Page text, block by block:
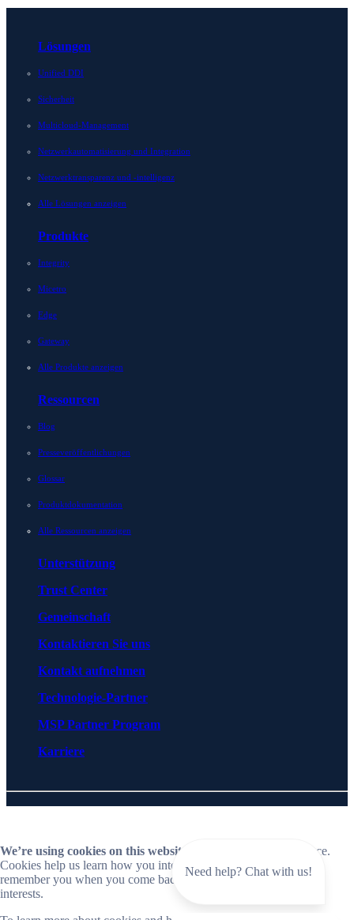
Lösungen
Unified DDI
Sicherheit
Multicloud-Management
Netzwerkautomatisierung und Integration
Netzwerktransparenz und -intelligenz
Alle Lösungen anzeigen
Produkte
Integrity
Micetro
Edge
Gateway
Alle Produkte anzeigen
Ressourcen
Blog
Presseveröffentlichungen
Glossar
Produktdokumentation
Alle Ressourcen anzeigen
Unterstützung
Trust Center
Gemeinschaft
Kontaktieren Sie uns
Kontakt aufnehmen
Technologie-Partner
MSP Partner Program
Karriere
Follow us on LinkedIn
Follow us on YouTube
We’re using cookies on this website
to improve your experience.
Cookies help us learn how you interact with our website and
remember you when you come back so we can tailor it to your
interests.
Need help? Chat with us!